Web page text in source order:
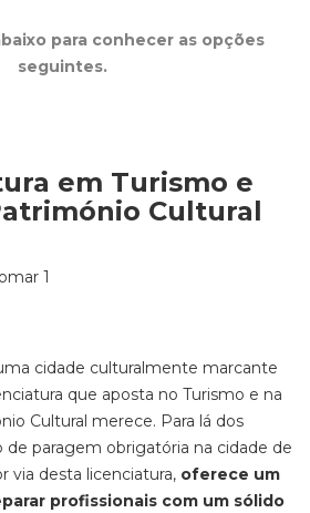
para conhecer as opções
seguintes.
em Turismo e
Cultural
cidade culturalmente marcante
que aposta no Turismo e na
Cultural merece. Para lá dos
paragem obrigatória na cidade de
via desta licenciatura, oferece um
profissionais com um sólido